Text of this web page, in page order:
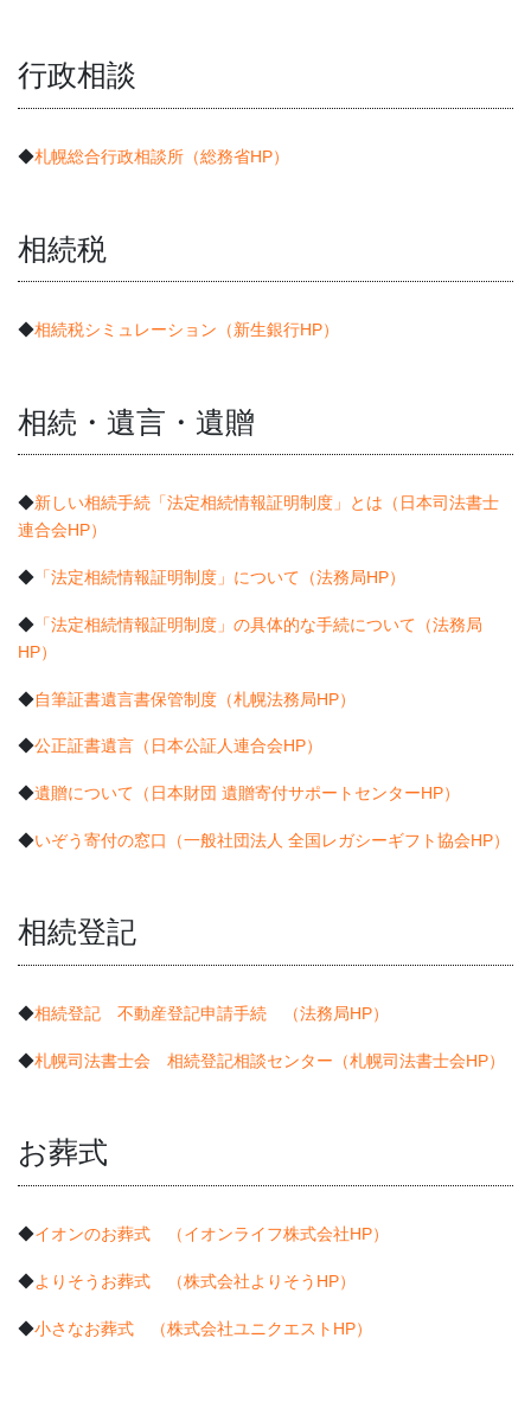
行政相談
◆札幌総合行政相談所（総務省HP）
相続税
◆相続税シミュレーション（新生銀行HP）
相続・遺言・遺贈
◆新しい相続手続「法定相続情報証明制度」とは（日本司法書士
連合会HP）
◆ 「法定相続情報証明制度」について（法務局HP）
◆ 「法定相続情報証明制度」の具体的な手続について（法務局
HP）
◆自筆証書遺言書保管制度（札幌法務局HP）
◆公正証書遺言（日本公証人連合会HP）
◆遺贈について（日本財団 遺贈寄付サポートセンターHP）
◆いぞう寄付の窓口（一般社団法人 全国レガシーギフト協会HP）
相続登記
◆相続登記 不動産登記申請手続 （法務局HP）
◆札幌司法書士会 相続登記相談センター（札幌司法書士会HP）
お葬式
◆イオンのお葬式 （イオンライフ株式会社HP）
◆よりそうお葬式 （株式会社よりそうHP）
◆小さなお葬式 （株式会社ユニクエストHP）